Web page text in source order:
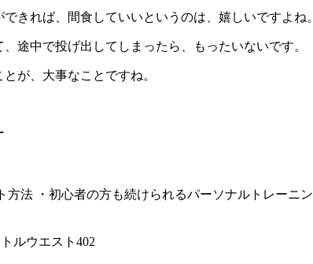
きれば、間食していいというのは、嬉しいですよね
途中で投げ出してしまったら、もったいないです。
が、大事なことですね。
方法 ・初心者の方も続けられるパーソナルトレー
ルウエスト402